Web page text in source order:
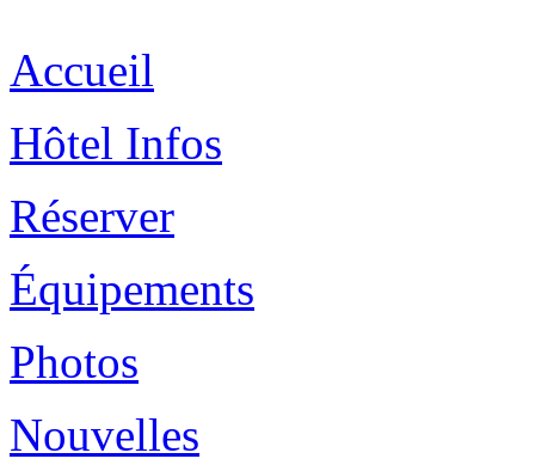
Accueil
Hôtel Infos
Réserver
Équipements
Photos
Nouvelles